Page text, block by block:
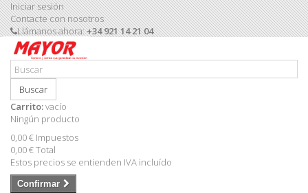
Iniciar sesión
Contacte con nosotros
Llámanos ahora:+34 921 14 21 04
Buscar
Carrito:vacío
Ningún producto
0,00 € Impuestos
0,00 €Total
Estos precios se entienden IVA incluído
Confirmar